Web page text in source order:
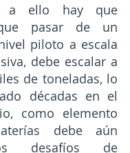
a ello hay que
pasar de un
piloto a escala
debe escalar a
de toneladas, lo
décadas en el
como elemento
debe aún
desafíos de